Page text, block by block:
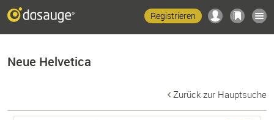
Registrieren
Neue Helvetica
Zurück zur Hauptsuche